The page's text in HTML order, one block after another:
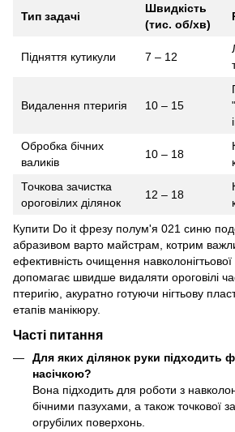
Тип задачі
Швидкість
(тис. об/хв)
Підняття кутикули 7 – 12
Видалення птеригія 10 – 15
Обробка бічних
валиків
10 – 18
Точкова зачистка
ороговілих ділянок
12 – 18
Купити Do it фрезу полум'я 021 синю
абразивом варто майстрам, котрим
ефективність очищення
допомагає швидше видаляти ороговілі
птеригію, акуратно готуючи нігтьову
етапів манікюру.
Часті питання
Для яких ділянок руки підходить
насічкою?
Вона підходить для роботи з
бічними пазухами, а також точкової
огрубілих поверхонь.